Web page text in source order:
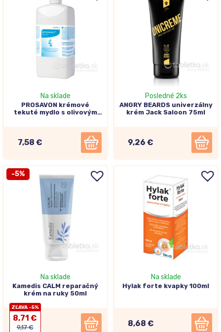
Na sklade
PROSAVON krémové
tekuté mydlo s olivovým
7,58 €
Posledné 2ks
ANGRY BEARDS univerzálny
krém Jack Saloon 75ml
9,26 €
-5%
Na sklade
Kamedis CALM reparačný
krém na ruky 50ml
ZĽAVA -5%
8,71 €
9,17 €
Na sklade
Hylak forte kvapky 100ml
8,68 €